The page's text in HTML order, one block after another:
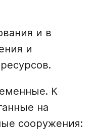
и в
и
К
на
сооружения: